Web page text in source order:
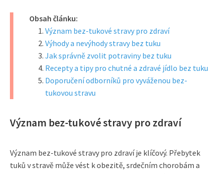
Obsah článku:
Význam bez-tukové stravy pro zdraví
Výhody a nevýhody stravy bez tuku
Jak správně zvolit potraviny bez tuku
Recepty a tipy pro chutné a zdravé jídlo bez tuku
Doporučení odborníků pro vyváženou bez-
tukovou stravu
Význam bez-tukové stravy pro zdraví
Význam bez-tukové stravy pro zdraví je klíčový. Přebytek
tuků v stravě může vést k obezitě, srdečním chorobám a